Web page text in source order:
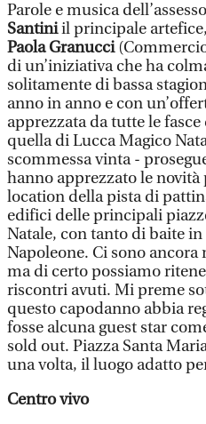
Parole e musica
Santiniil principale
Paola Granucci
di un’iniziativa che ha
solitamente di bassa
anno in anno e con
apprezzata da tutte le fasce
quella di Lucca Magico
scommessa vinta -
hanno apprezzato le
location della pista di
edifici delle principali
Natale, con tanto di baite
Napoleone. Ci sono
ma di certo possiamo
riscontri avuti. Mi preme
questo capodanno abbia
fosse alcuna guest star
sold out. Piazza Santa
una volta, il luogo adatto
Centro vivo